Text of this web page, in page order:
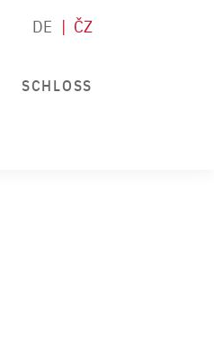
SCHLOSS
DE ČZ